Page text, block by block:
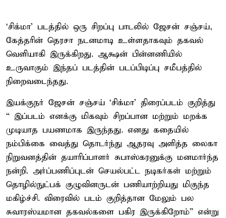
‘சிக்மா’ படத்தில் ஒரு சிறப்பு பாடலில் ஜேசன் சஞ்சய்,
கேத்தரின் தெரசா நடனமாடி உள்ளதாகவும் தகவல்
வெளியாகி இருக்கிறது. ஆக்ஷன் பின்னணியில்
உருவாகும் இந்தப் படத்தின் படப்பிடிப்பு சமீபத்தில்
நிறைவடைந்தது.
இயக்குநர் ஜேசன் சஞ்சய் ‘சிக்மா’ திரைப்படம் குறித்து
“ இப்படம் எனக்கு மிகவும் சிறப்பான மற்றும் மறக்க
முடியாத பயணமாக இருந்தது. எனது கதையில்
நம்பிக்கை வைத்து தொடர்ந்து ஆதரவு அளித்த லைகா
நிறுவனத்தின் தயாரிப்பாளர் சுபாஸ்கரனுக்கு மனமார்ந்த
நன்றி. அர்ப்பணிப்புடன் செயல்பட்ட நடிகர்கள் மற்றும்
தொழில்நுட்பக் குழுவினருடன் பணியாற்றியது மிகுந்த
மகிழ்ச்சி. விரைவில் படம் குறித்தான மேலும் பல
சுவாரஸ்யமான தகவல்களை பகிர இருக்கிறோம்” என்று